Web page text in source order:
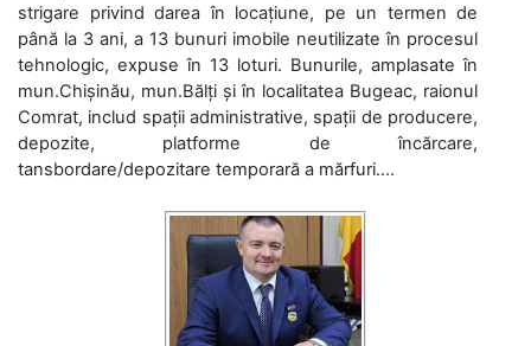
strigare privind darea în locațiune, pe un termen de
până la 3 ani, a 13 bunuri imobile neutilizate în procesul
tehnologic, expuse în 13 loturi. Bunurile, amplasate în
mun.Chișinău, mun.Bălți și în localitatea Bugeac, raionul
Comrat, includ spații administrative, spații de producere,
depozite, platforme de încărcare,
tansbordare/depozitare temporară a mărfuri....